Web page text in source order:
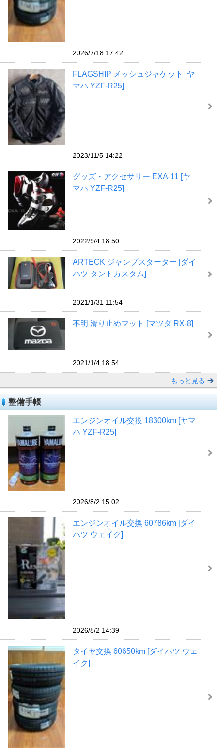
2026/7/18 17:42
FLAGSHIP メッシュジャケット [ヤ
マハ YZF-R25]
2023/11/5 14:22
グッズ・アクセサリー EXA-11 [ヤ
マハ YZF-R25]
2022/9/4 18:50
ARTECK ジャンプスターター [ダイ
ハツ タントカスタム]
2021/1/31 11:54
不明 滑り止めマット [マツダ RX-8]
2021/1/4 18:54
もっと見る
整備手帳
エンジンオイル交換 18300km [ヤマ
ハ YZF-R25]
2026/8/2 15:02
エンジンオイル交換 60786km [ダイ
ハツ ウェイク]
2026/8/2 14:39
タイヤ交換 60650km [ダイハツ ウェ
イク]